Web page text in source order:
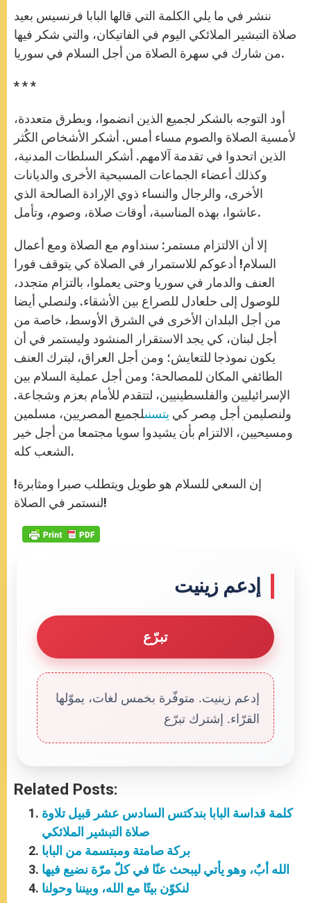
p
g
e
r
o
k
ننشر في ما يلي الكلمة التي قالها البابا فرنسيس بعيد
صلاة التبشير الملائكي اليوم في الفاتيكان، والتي شكر فيها
من شارك في سهرة الصلاة من أجل السلام في سوريا.
* * *
أود التوجه بالشكر لجميع الذين انضموا، وبطرق متعددة،
لأمسية الصلاة والصوم مساء أمس. أشكر الأشخاص الكُثر
الذين اتحدوا في تقدمة آلامهم. أشكر السلطات المدنية،
وكذلك أعضاء الجماعات المسيحية الأخرى والديانات
الأخرى، والرجال والنساء ذوي الإرادة الصالحة الذي
عاشوا، بهذه المناسبة، أوقات صلاة، وصوم، وتأمل.
إلا أن الالتزام مستمر: سنداوم مع الصلاة ومع أعمال
السلام! أدعوكم للاستمرار في الصلاة كي يتوقف فورا
العنف والدمار في سوريا وحتى يعملوا، بالتزام متجدد،
للوصول إلى حلعادل للصراع بين الأشقاء. ولنصلي أيضا
من أجل البلدان الأخرى في الشرق الأوسط، خاصة من
أجل لبنان، كي يجد الاستقرار المنشود وليستمر في أن
يكون نموذجا للتعايش؛ ومن أجل العراق، ليترك العنف
الطائفي المكان للمصالحة؛ ومن أجل عملية السلام بين
الإسرائيليين والفلسطينيين، لتتقدم للأمام بعزم وشجاعة.
ولنصليمن أجل مِصر كي يتسنىلجميع المصريين، مسلمين
ومسيحيين، الالتزام بأن يشيدوا سويا مجتمعا من أجل خير
الشعب كله.
إن السعي للسلام هو طويل ويتطلب صبرا ومثابرة!
لنستمر في الصلاة!
إدعم زينيت
تبرّع
إدعم زينيت. متوفّرة بخمس لغات، يموّلها
القرّاء. إشترك تبرّع
Related Posts:
كلمة قداسة البابا بندكتس السادس عشر قبيل تلاوة
صلاة التبشير الملائكي
بركة صامتة ومبتسمة من البابا
الله أبٌ، وهو يأتي ليبحث عنّا في كلّ مرّة نضيع فيها
لنكوّن بيتًا مع الله، وبيننا وحولنا